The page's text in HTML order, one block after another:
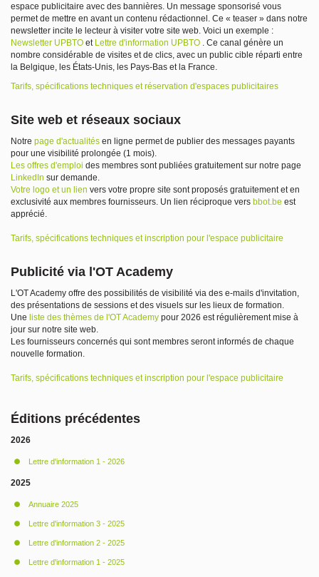
espace publicitaire avec des bannières Un message sponsorisé vous
permet de mettre en avant un contenu rédactionnel. Ce « teaser » dans notre
newsletter incite le lecteur à visiter votre site web Voici un exemple :
Newsletter UPBTO et Lettre d'information UPBTO
Ce canal génère un
nombre considérable de visites et de clics, avec un public cible réparti entre
la Belgique, les États-Unis, les Pays-Bas et la France.
Tarifs, spécifications techniques et réservation d'espaces publicitaires
Site web et réseaux sociaux
Notre page d'actualités en ligne permet de publier des messages payants
pour une visibilité prolongée (1 mois)
Les offres d'emploi des membres sontpubliées gratuitementsur notre page
LinkedIn sur demande
Votre logo et un lien vers votre propre site sont proposés gratuitement et en
exclusivité aux membres fournisseurs Un lien réciproque vers bbot.be est
apprécié.
Tarifs, spécifications techniques et inscription pour l'espace publicitaire
Publicité via l'OT Academy
L'OTAcademy offre des possibilités de visibilité via des e-mails d'invitation,
des présentations de sessions etdes visuels sur les lieux de formation.
Une liste des thèmes de l'OT Academy pour 2026 est régulièrement mise à
jour sur notre site web.
Les fournisseurs concernés qui sont membres seront informés de chaque
nouvelle formation.
Tarifs spécifications techniques etinscription pour l'espace publicitaire
Éditions précédentes
2026
Lettre d'information 1 - 2026
2025
Annuaire 2025
​Lettre d'information 3 - 2025
Lettre d'information 2 - 2025
Lettre d'information 1 - 2025